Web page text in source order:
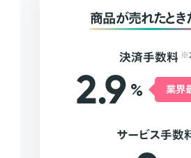
商品が売れたとき
決済手数料
2.9 % 業界
サービス手数